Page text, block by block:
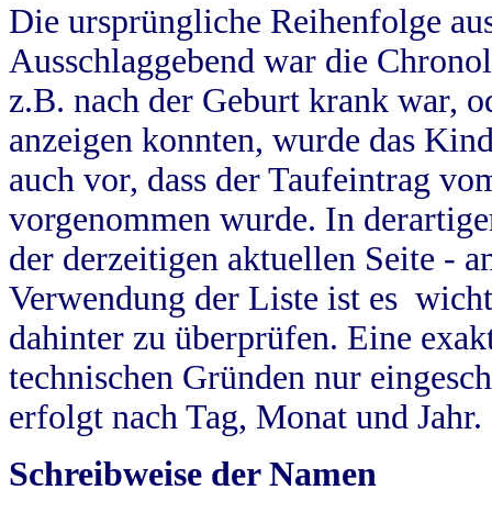
Die ursprüngliche Reihenfolge
Ausschlaggebend war die
z.B. nach der Geburt krank war,
anzeigen konnten, wurde das
auch vor, dass der Taufeintrag
vorgenommen wurde. In
der derzeitigen aktuellen Seite -
Verwendung der Liste ist es
dahinter zu überprüfen. Eine
technischen Gründen nur
erfolgt nach Tag, Monat und Jahr.
Schreibweise der Namen